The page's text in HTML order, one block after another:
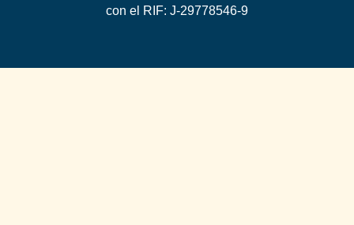
con el RIF: J-29778546-9